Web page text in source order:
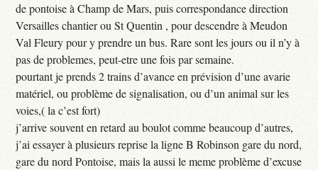
de pontoise à Champ de Mars, puis correspondance direction
Versailles chantier ou St Quentin , pour descendre à Meudon
Val Fleury pour y prendre un bus. Rare sont les jours ou il n’y à
pas de problemes, peut-etre une fois par semaine.
pourtant je prends 2 trains d’avance en prévision d’une avarie
matériel, ou problème de signalisation, ou d’un animal sur les
voies,( la c’est fort)
j’arrive souvent en retard au boulot comme beaucoup d’autres,
j’ai essayer à plusieurs reprise la ligne B Robinson gare du nord,
gare du nord Pontoise, mais la aussi le meme problème d’excuse